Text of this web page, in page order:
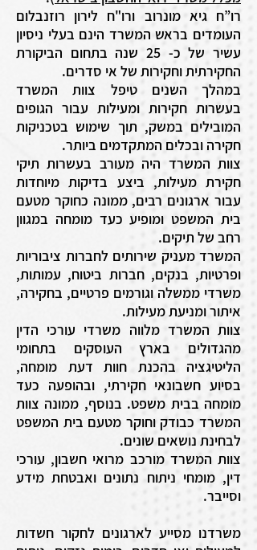
רו”ח גיא מונרוב ורו"ח לירון רוזנבלום
העומדים בראש המשרד הינם בעלי ניסיון
עשיר של כ- 25 שנה בתחום הביקורת
החקירתית וחקירות של אי סדרים.
במהלך השנים טיפל צוות המשרד
בעשרות חקירות ומעילות עבור הגופים
המובילים במשק, תוך שימוש בטכניקות
חקירה ובכלים המתקדמים ביותר.
צוות המשרד היה מעורב בעשרות תיקי
חקירת מעילות, ביצע בדיקות מיוחדות
עבור ארגונים רבים, ממונה כחוקר מטעם
בית המשפט ומופיע כעד מומחה במגוון
רחב של תיקים.
המשרד מעניק שירותים לחברות ציבוריות
ופרטיות, בנקים, חברות ביטוח, עמותות,
משרדי ממשלה וגורמים פרטיים, בחקירה,
איתור ומניעת מעילות.
צוות המשרד מלווה משרדי עורכי הדין
מהגדולים בארץ העוסקים בתחומי
הליטיגציה בהכנת חוות דעת מומחה,
בסיוע חשבונאי חקירתי, ובהופעה כעד
מומחה בבית משפט. בנוסף, ממונה צוות
המשרד כבודק וחוקר מטעם בית המשפט
לבחינת נושאים שונים.
צוות המשרד מורכב מרואי חשבון, עורכי
דין, מומחי ניתוח נתונים ואבטחת מידע
וסייבר.
משרדנו מסייע לארגונים לחקור חשדות